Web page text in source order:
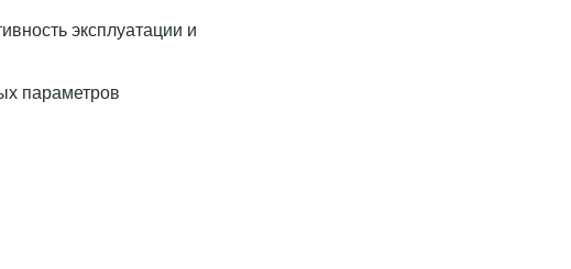
эксплуатации и
параметров